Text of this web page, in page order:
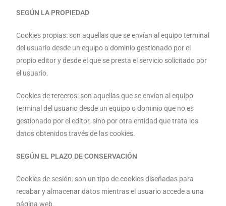
SEGÚN LA PROPIEDAD
Cookies propias: son aquellas que se envían al equipo terminal
del usuario desde un equipo o dominio gestionado por el
propio editor y desde el que se presta el servicio solicitado por
el usuario.
Cookies de terceros: son aquellas que se envían al equipo
terminal del usuario desde un equipo o dominio que no es
gestionado por el editor, sino por otra entidad que trata los
datos obtenidos través de las cookies.
SEGÚN EL PLAZO DE CONSERVACIÓN
Cookies de sesión: son un tipo de cookies diseñadas para
recabar y almacenar datos mientras el usuario accede a una
página web.